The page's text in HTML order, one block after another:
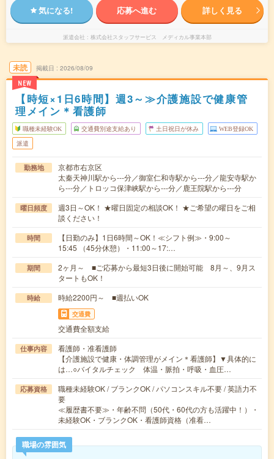
気になる! 応募へ進む 詳しく見る
派遣会社 株式会社スタッフサービス メディカル事業本部
未読
NEW
掲載日 2026/08/09
【時短×1日6時間】週3～≫介護施設で健康管
理メイン＊看護師
職種未経験OK 交通費別途支給あり 土日祝日が休み WEB登録OK
派遣
勤務地
京都市右京区
太秦天神川駅から---分／御室仁和寺駅から---分／龍安寺駅か
ら---分／トロッコ保津峡駅から---分／鹿王院駅から---分
曜日頻度
週3日～OK！ ★曜日固定の相談OK！ ★ご希望の曜日をご相
談ください！
時間
【日勤のみ】1日6時間～OK！≪シフト例≫・9:00～
15:45 （45分休憩）・11:00～17:…
期間
2ヶ月～ ■ご応募から最短3日後に開始可能 8月～、9月ス
タートもOK！
時給 時給2200円～ ■週払いOK
交通費
交通費全額支給
仕事内容
看護師・准看護師
【介護施設で健康・体調管理がメイン＊看護師】▼具体的に
は…○バイタルチェック 体温・脈拍・呼吸・血圧…
応募資格
職種未経験OK / ブランクOK / パソコンスキル不要 / 英語力不
要
≪履歴書不要≫・年齢不問（50代・60代の方も活躍中！）・
未経験OK・ブランクOK・看護師資格（准看…
職場の雰囲気